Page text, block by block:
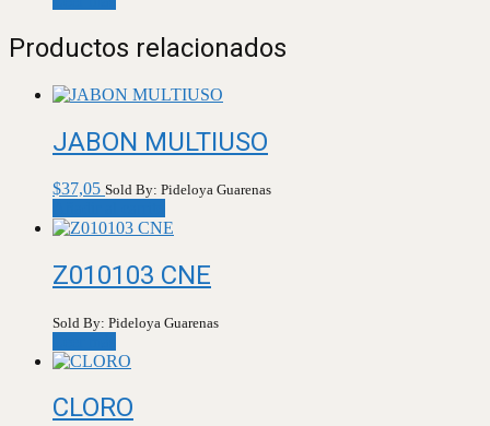
Productos relacionados
JABON MULTIUSO
$37,05 Sold By: Pideloya Guarenas
Z010103 CNE
Sold By: Pideloya Guarenas
CLORO